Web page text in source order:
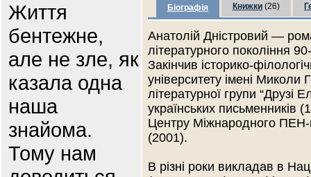
Життя
бентежне,
але не зле, як
казала одна
наша
знайома.
Тому нам
Біографія Книжки (26)
Анатолій Дністровий —
літературного покоління
Закінчив історико-
університету імені Миколи
літературної групи “Друзі
українських письменників
Центру Міжнародного ПЕН-
(2001).
В різні роки викладав в